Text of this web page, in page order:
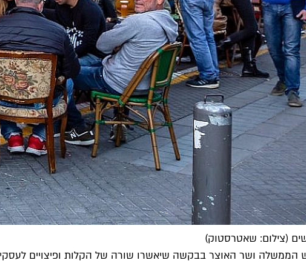
(צילום: שאטרסטוק)
הממשלה ושר האוצר בבקשה שיאשרו שורה של הקלות ופיצויים לעסקים